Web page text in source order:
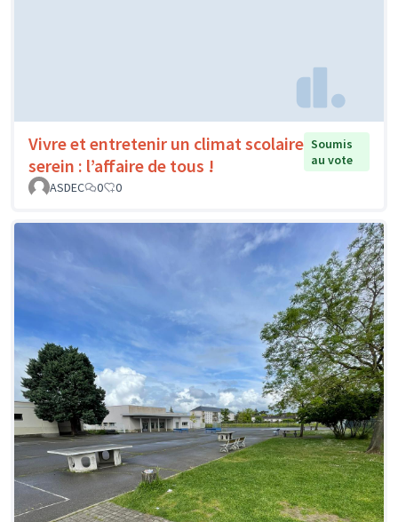
Vivre et entretenir un climat scolaire
serein : l’affaire de tous !
Soumis
au vote
ASDEC
0 0